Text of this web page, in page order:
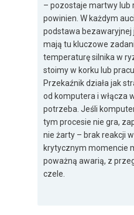
– pozostaje martwy lub
powinien. W każdym
podstawa bezawaryjnej
mają tu kluczowe
temperaturę silnika w
stoimy w korku lub
Przekaźnik działa jak
od komputera i włącza
potrzeba. Jeśli
tym procesie nie gra,
nie żarty – brak reakcji
krytycznym momencie
poważną awarią, z
czele.